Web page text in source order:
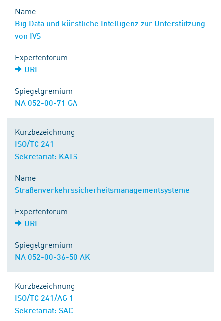
Name
Big Data und künstliche Intelligenz zur Unterstützung
von IVS
Expertenforum
URL
Spiegelgremium
NA 052-00-71 GA
Kurzbezeichnung
ISO/TC 241
Sekretariat: KATS
Name
Straßenverkehrssicherheitsmanagementsysteme
Expertenforum
URL
Spiegelgremium
NA 052-00-36-50 AK
Kurzbezeichnung
ISO/TC 241/AG 1
Sekretariat: SAC